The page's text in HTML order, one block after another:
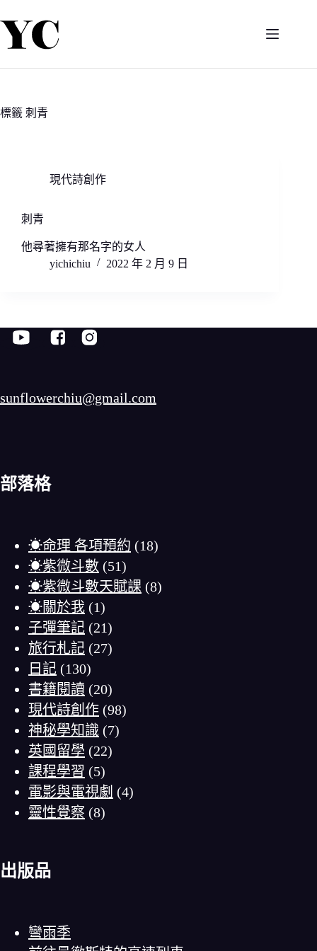
至
標籤 刺青
現代詩創作
刺青
他尋著擁有那名字的女人
yichichiu
2022 年 2 月 9 日
sunflowerchiu@gmail.com
部落格
☀命理 各項預約 (18)
☀紫微斗數 (51)
☀紫微斗數天賦課 (8)
☀關於我 (1)
子彈筆記 (21)
旅行札記 (27)
日記 (130)
書籍閱讀 (20)
現代詩創作 (98)
神秘學知識 (7)
英國留學 (22)
課程學習 (5)
電影與電視劇 (4)
靈性覺察 (8)
出版品
彎雨季